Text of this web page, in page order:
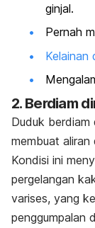
ginjal.
Pernah
Kelainan
2. Berdiam
Duduk
membuat
Kondisi ini
pergelangan
varises, yang
penggumpalan